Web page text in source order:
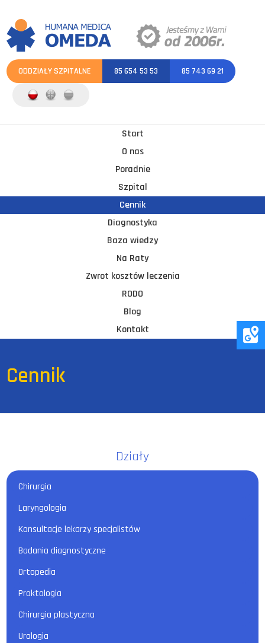
ODDZIAŁY SZPITALNE 85 654 53 53 85 743 69 21
Start
O nas
Poradnie
Szpital
Cennik
Diagnostyka
Baza wiedzy
Na Raty
Zwrot kosztów leczenia
RODO
Blog
Kontakt
Cennik
Działy
Chirurgia
Laryngologia
Konsultacje lekarzy specjalistów
Badania diagnostyczne
Ortopedia
Proktologia
Chirurgia plastyczna
Urologia